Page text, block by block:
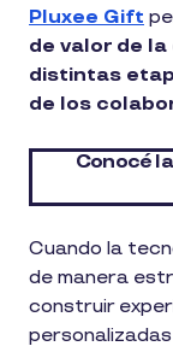
Pluxee Gift
de valor de
distintas
de los
Conocé
Cuando la
de manera
construir